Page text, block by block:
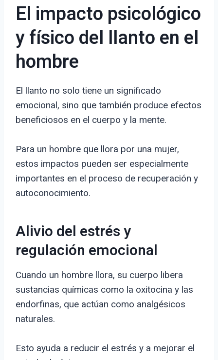
El impacto psicológico
y físico del llanto en el
hombre
El llanto no solo tiene un significado
emocional, sino que también produce efectos
beneficiosos en el cuerpo y la mente.
Para un hombre que llora por una mujer,
estos impactos pueden ser especialmente
importantes en el proceso de recuperación y
autoconocimiento.
Alivio del estrés y
regulación emocional
Cuando un hombre llora, su cuerpo libera
sustancias químicas como la oxitocina y las
endorfinas, que actúan como analgésicos
naturales.
Esto ayuda a reducir el estrés y a mejorar el